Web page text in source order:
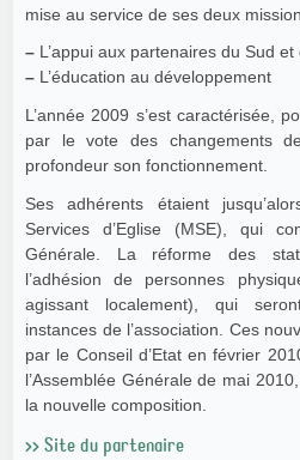
mise au service de ses deux
– L’appui aux partenaires du Sud et
– L’éducation au développement
L’année 2009 s’est caractérisée,
par le vote des changements
profondeur son fonctionnement.
Ses adhérents étaient
Services d’Eglise (MSE), qui
Générale. La réforme des
l’adhésion de personnes
agissant localement), qui
instances de l’association. Ces
par le Conseil d’Etat en février
l’Assemblée Générale de mai
la nouvelle composition.
>> Site du partenaire